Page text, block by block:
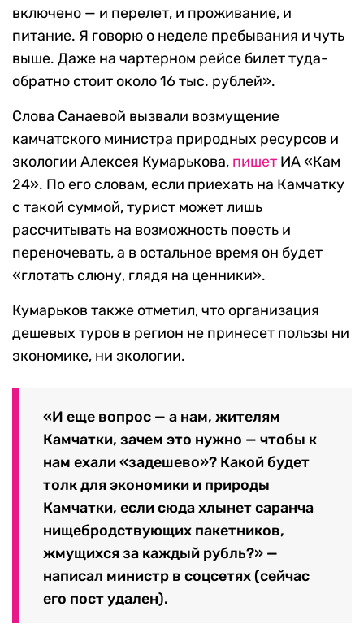
включено — и перелет, и проживание, и
питание. Я говорю о неделе пребывания и чуть
выше. Даже на чартерном рейсе билет туда-
обратно стоит около 16 тыс. рублей».
Слова Санаевой вызвали возмущение
камчатского министра природных ресурсов и
экологии Алексея Кумарькова, пишет ИА «Кам
24». По его словам, если приехать на Камчатку
с такой суммой, турист может лишь
рассчитывать на возможность поесть и
переночевать, а в остальное время он будет
«глотать слюну, глядя на ценники».
Кумарьков также отметил, что организация
дешевых туров в регион не принесет пользы ни
экономике, ни экологии.
«И еще вопрос — а нам, жителям
Камчатки, зачем это нужно — чтобы к
нам ехали «задешево»? Какой будет
толк для экономики и природы
Камчатки, если сюда хлынет саранча
нищебродствующих пакетников,
жмущихся за каждый рубль?» —
написал министр в соцсетях (сейчас
его пост удален).